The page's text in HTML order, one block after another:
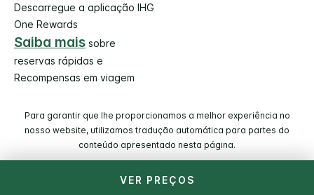
VER PREÇOS
Descarregue a aplicação IHG
One Rewards
Saiba mais sobre
reservas rápidas e
Recompensas em viagem
Para garantir que lhe proporcionamos a melhor experiência no
nosso website, utilizamos tradução automática para partes do
conteúdo apresentado nesta página.
© 2026 IHG. Todos os direitos reservados. A maioria dos